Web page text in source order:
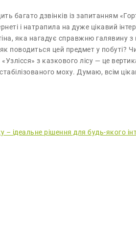
багато дзвінків із запитанням
і натрапила на дуже цікавий
яка нагадує справжню галявину з
поводиться цей предмет у побуті?
з казкового лісу — це
моху. Думаю, всім